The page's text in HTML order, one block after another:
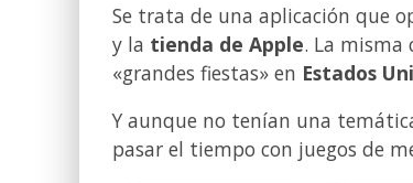
Se trata de una aplicación que
y la tienda de Apple. La misma
«grandes fiestas» en Estados
Y aunque no tenían una
pasar el tiempo con juegos de